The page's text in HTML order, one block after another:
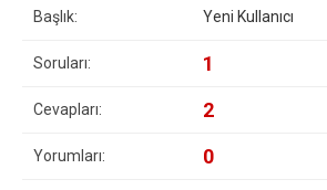
Başlık: Yeni Kullanıcı
Soruları: 1
Cevapları: 2
Yorumları: 0